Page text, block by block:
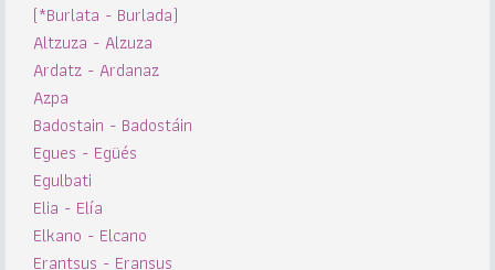
(*Burlata - Burlada)
Altzuza - Alzuza
Ardatz - Ardanaz
Azpa
Badostain - Badostáin
Egues - Egüés
Egulbati
Elia - Elía
Elkano - Elcano
Erantsus - Eransus